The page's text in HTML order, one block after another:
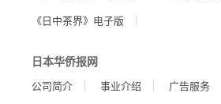
《日中茶界》电子版
日本华侨报网
公司简介 事业介绍 广告服务